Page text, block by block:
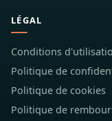
LÉGAL
Conditions
Politique de
Politique de cookies
Politique de